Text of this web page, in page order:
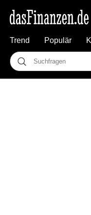
Trend Populär